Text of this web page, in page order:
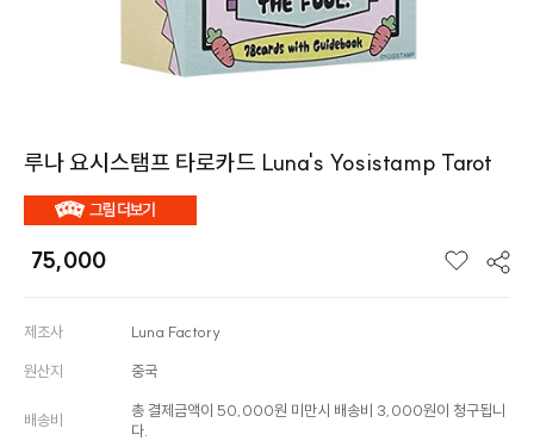
루나 요시스탬프 타로카드 Luna's Yosistamp Tarot
75,000
제조사 Luna Factory
원산지 중국
배송비
총 결제금액이 50,000원 미만시 배송비 3,000원이 청구됩니
다.